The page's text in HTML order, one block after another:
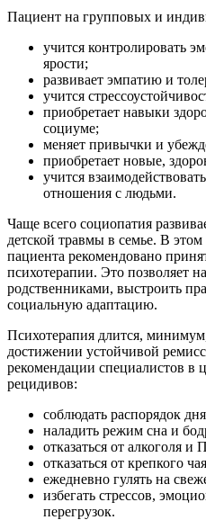
Пациент на групповых и
учится контролировать
ярости;
развивает эмпатию и
учится
приобретает навыки
социуме;
меняет привычки и
приобретает новые,
учится
отношения с людьми.
Чаще всего социопатия
детской травмы в семье. В
пациента рекомендовано
психотерапии. Это позволяет
родственниками, выстроить
социальную адаптацию.
Психотерапия длится,
достижении устойчивой
рекомендации специалистов в
рецидивов:
соблюдать распорядок
наладить режим сна и
отказаться от алкоголя и
отказаться от крепкого
ежедневно гулять на
избегать стрессов,
перегрузок.